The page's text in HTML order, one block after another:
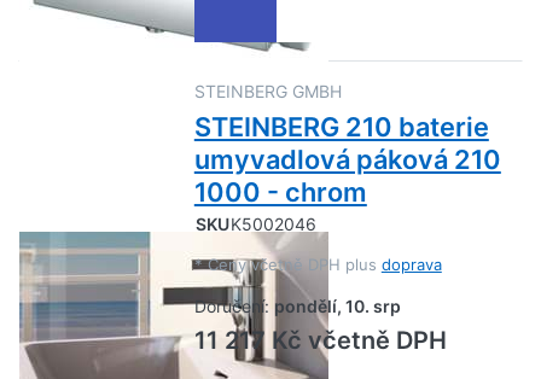
STEINBERG GMBH
STEINBERG 210 baterie
umyvadlová páková 210
1000 - chrom
SKUK5002046
* Ceny včetně DPH plus doprava
Doručení: pondělí, 10. srp
11 217 Kč včetně DPH